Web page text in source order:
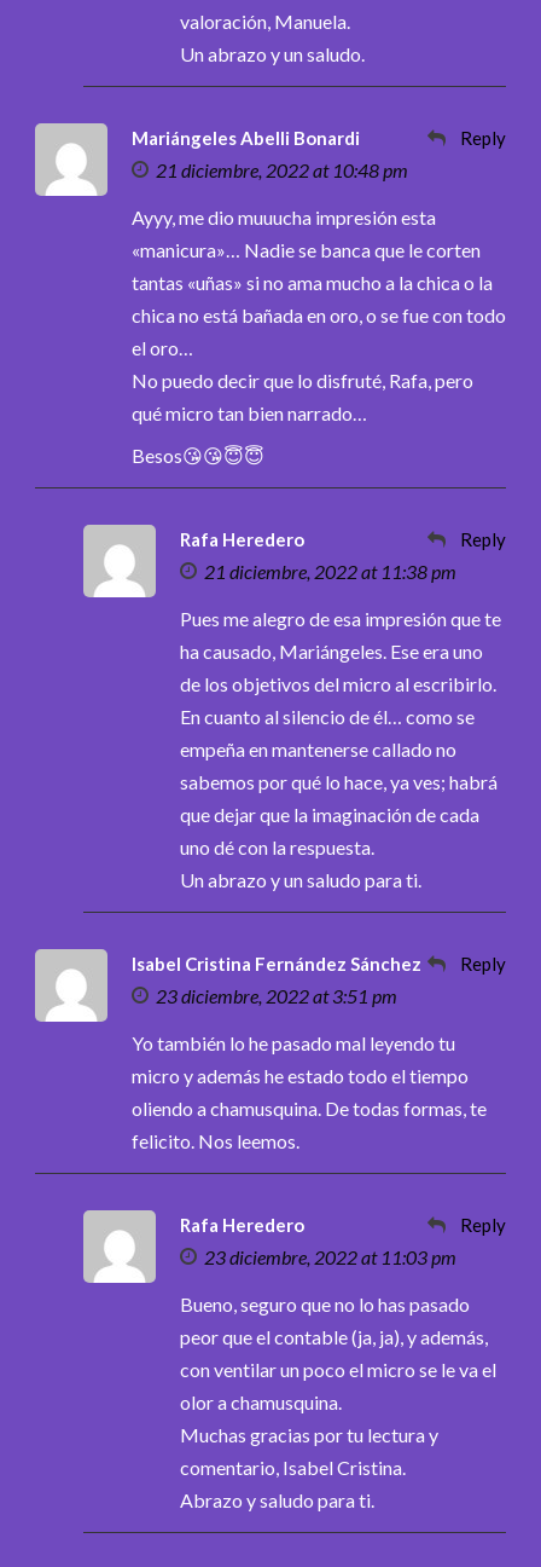
valoración, Manuela.
Un abrazo y un saludo.
Mariángeles Abelli Bonardi
21 diciembre, 2022 at 10:48 pm
Reply
Ayyy, me dio muuucha impresión esta
«manicura»… Nadie se banca que le corten
tantas «uñas» si no ama mucho a la chica o la
chica no está bañada en oro, o se fue con todo
el oro…
No puedo decir que lo disfruté, Rafa, pero
qué micro tan bien narrado…
Besos😘😘😇😇
Rafa Heredero
21 diciembre, 2022 at 11:38 pm
Reply
Pues me alegro de esa impresión que te
ha causado, Mariángeles. Ese era uno
de los objetivos del micro al escribirlo.
En cuanto al silencio de él… como se
empeña en mantenerse callado no
sabemos por qué lo hace, ya ves; habrá
que dejar que la imaginación de cada
uno dé con la respuesta.
Un abrazo y un saludo para ti.
Isabel Cristina Fernández Sánchez
23 diciembre, 2022 at 3:51 pm
Reply
Yo también lo he pasado mal leyendo tu
micro y además he estado todo el tiempo
oliendo a chamusquina. De todas formas, te
felicito. Nos leemos.
Rafa Heredero
23 diciembre, 2022 at 11:03 pm
Reply
Bueno, seguro que no lo has pasado
peor que el contable (ja, ja), y además,
con ventilar un poco el micro se le va el
olor a chamusquina.
Muchas gracias por tu lectura y
comentario, Isabel Cristina.
Abrazo y saludo para ti.